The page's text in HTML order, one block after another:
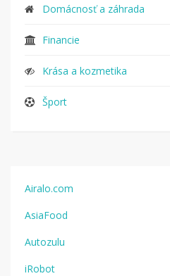
Domácnosť a záhrada
Financie
Krása a kozmetika
Šport
Airalo.com
AsiaFood
Autozulu
iRobot